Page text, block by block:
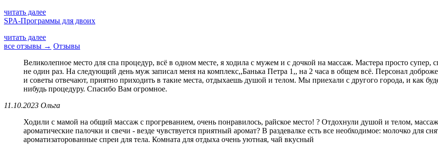
читать далее
SPA-Программы для двоих
читать далее
все отзывы → Отзывы
Великолепное место для спа процедур, всё в одном месте, я ходила с мужем и с дочкой на массаж. Мастера просто
не один раз. На следующий день муж записал меня на комплекс,,Банька Петра 1,, на 2 часа в общем всё. Персонал
и советы отвечают, приятно приходить в такие места, отдыхаешь душой и телом. Мы приехали с другого города, и как
нибудь процедуру. Спасибо Вам огромное.
11.10.2023 Ольга
Ходили с мамой на общий массаж с прогреванием, очень понравилось, райское место! ? Отдохнули душой и телом,
ароматические палочки и свечи - везде чувствуется приятный аромат? В раздевалке есть все необходимое: молочко для
ароматизаторованные спреи для тела. Комната для отдыха очень уютная, чай вкусный